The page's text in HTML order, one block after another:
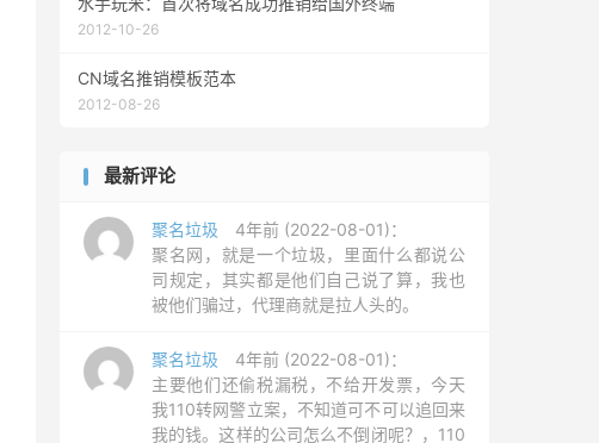
2012-10-26
CN域名推销模板范本
2012-08-26
最新评论
聚名垃圾
4年前 (2022-08-01)：
聚名网，就是一个垃圾，里面什么都说公
司规定，其实都是他们自己说了算，我也
被他们骗过，代理商就是拉人头的。
聚名垃圾
4年前 (2022-08-01)：
主要他们还偷税漏税，不给开发票，今天
我110转网警立案，不知道可不可以追回来
我的钱。这样的公司怎么不倒闭呢？，110